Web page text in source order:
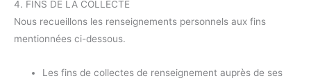
4. FINS DE LA COLLECTE
Nous recueillons les renseignements personnels aux fins
mentionnées ci-dessous.
Les fins de collectes de renseignement auprès de ses